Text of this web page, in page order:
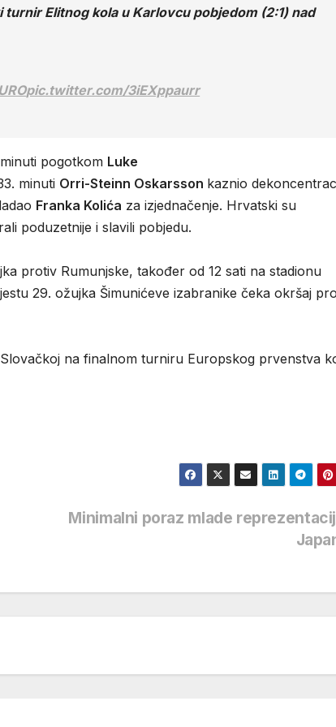
Elitnog kola u Karlovcu pobjedom (2:1) nad
pic.twitter.com/3iEXppaurr
pogotkom Luke
minuti Orri-Steinn Oskarsson kaznio
Franka Kolića za izjednačenje. Hrvatski su
poduzetnije i slavili pobjedu.
protiv Rumunjske, također od 12 sati na stadionu
29. ožujka Šimunićeve izabranike čeka okršaj
na finalnom turniru Europskog prvenstva
Minimalni poraz mlade